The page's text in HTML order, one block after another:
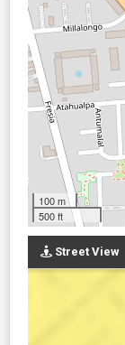
100 m
500 ft
Street View